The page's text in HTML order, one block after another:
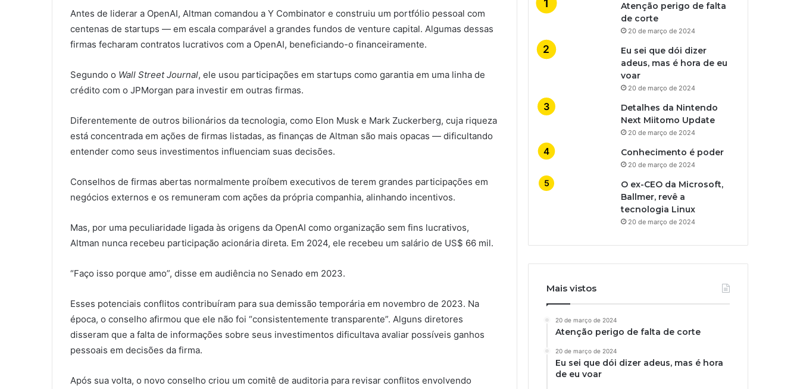
Antes de liderar a OpenAI, Altman comandou a Y Combinator e construiu um portfólio pessoal com
centenas de startups — em escala comparável a grandes fundos de venture capital. Algumas dessas
firmas fecharam contratos lucrativos com a OpenAI, beneficiando-o financeiramente.
Segundo o Wall Street Journal, ele usou participações em startups como garantia em uma linha de
crédito com o JPMorgan para investir em outras firmas.
Diferentemente de outros bilionários da tecnologia, como Elon Musk e Mark Zuckerberg, cuja riqueza
está concentrada em ações de firmas listadas, as finanças de Altman são mais opacas — dificultando
entender como seus investimentos influenciam suas decisões.
Conselhos de firmas abertas normalmente proíbem executivos de terem grandes participações em
negócios externos e os remuneram com ações da própria companhia, alinhando incentivos.
Mas, por uma peculiaridade ligada às origens da OpenAI como organização sem fins lucrativos,
Altman nunca recebeu participação acionária direta. Em 2024, ele recebeu um salário de US$ 66 mil.
“Faço isso porque amo”, disse em audiência no Senado em 2023.
Esses potenciais conflitos contribuíram para sua demissão temporária em novembro de 2023. Na
época, o conselho afirmou que ele não foi “consistentemente transparente”. Alguns diretores
disseram que a falta de informações sobre seus investimentos dificultava avaliar possíveis ganhos
pessoais em decisões da firma.
Após sua volta, o novo conselho criou um comitê de auditoria para revisar conflitos envolvendo
Atenção perigo de falta
de corte
20 de março de 2024
Eu sei que dói dizer
adeus, mas é hora de eu
voar
20 de março de 2024
Detalhes da Nintendo
Next Miitomo Update
20 de março de 2024
Conhecimento é poder
20 de março de 2024
O ex-CEO da Microsoft,
Ballmer, revê a
tecnologia Linux
20 de março de 2024
Mais vistos
20 de março de 2024
Atenção perigo de falta de corte
20 de março de 2024
Eu sei que dói dizer adeus, mas é hora
de eu voar